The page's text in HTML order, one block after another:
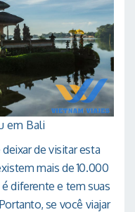
em Bali
de visitar esta
mais de 10.000
diferente e tem suas
se você viajar